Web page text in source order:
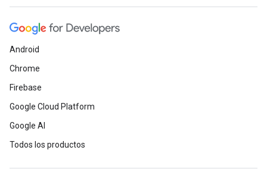
Android
Chrome
Firebase
Google Cloud Platform
Google AI
Todos los productos